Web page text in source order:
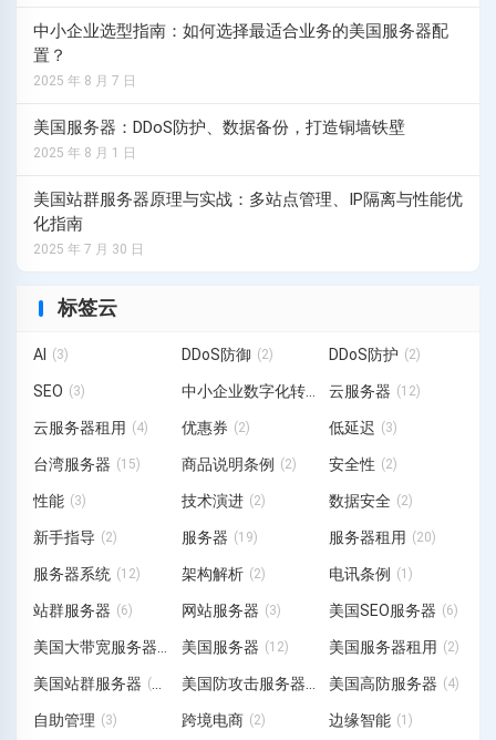
中小企业选型指南：如何选择最适合业务的美国服务器配
置？
2025 年 8 月 7 日
美国服务器：DDoS防护、数据备份，打造铜墙铁壁
2025 年 8 月 1 日
美国站群服务器原理与实战：多站点管理、IP隔离与性能优
化指南
2025 年 7 月 30 日
标签云
AI (3) DDoS防御 (2) DDoS防护 (2)
SEO (3) 中小企业数字化转型 (3)
云服务器 (12)
云服务器租用 (4) 优惠券 (2) 低延迟 (3)
台湾服务器 (15) 商品说明条例 (2) 安全性 (2)
性能 (3) 技术演进 (2) 数据安全 (2)
新手指导 (2) 服务器 (19) 服务器租用 (20)
服务器系统 (12) 架构解析 (2) 电讯条例 (1)
站群服务器 (6) 网站服务器 (3) 美国SEO服务器 (6)
美国大带宽服务器 美国服务器 (12) 美国服务器租用 (2)
美国站群服务器 (19) 美国防攻击服务器 美国高防服务器 (4)
自助管理 (3) 跨境电商 (2) 边缘智能 (1)